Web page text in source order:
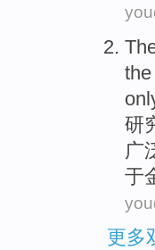
研
广
于
更多